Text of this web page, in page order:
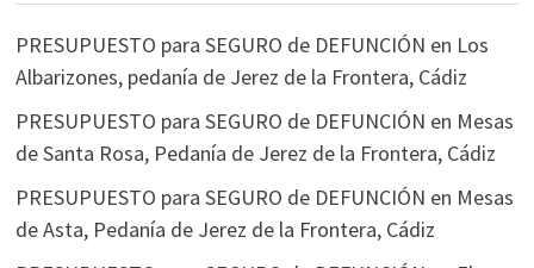
PRESUPUESTO para SEGURO de DEFUNCIÓN en Los
Albarizones, pedanía de Jerez de la Frontera, Cádiz
PRESUPUESTO para SEGURO de DEFUNCIÓN en Mesas
de Santa Rosa, Pedanía de Jerez de la Frontera, Cádiz
PRESUPUESTO para SEGURO de DEFUNCIÓN en Mesas
de Asta, Pedanía de Jerez de la Frontera, Cádiz